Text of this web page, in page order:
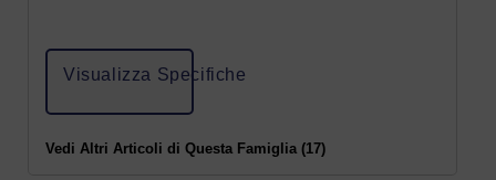
Visualizza Specifiche
Vedi Altri Articoli di Questa Famiglia (17)